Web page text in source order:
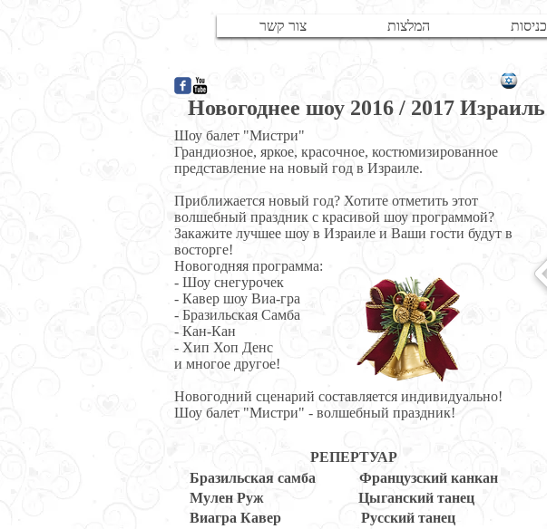
צור קשר המלצות כניסות
Новогоднее шоу 2016 / 2017 Израиль
Шоу балет "Мистри"
Грандиозное, яркое, красочное, костюмизированное
представление на новый год в Израиле.
Приближается новый год? Хотите отметить этот
волшебный праздник с красивой шоу программой?
Закажите лучшее шоу в Израиле и Ваши гости будут в
восторге!
Новогодняя программа:
- Шоу снегурочек
- Кавер шоу Виа-гра
- Бразильская Самба
- Кан-Кан
- Хип Хоп Денс
и многое другое!
Новогодний сценарий составляется индивидуально!
Шоу балет "Мистри" - волшебный праздник!
РЕПЕРТУАР
Бразильская самба
Французский канкан
Мулен Руж
Цыганский танец
Виагра Кавер
Русский танец